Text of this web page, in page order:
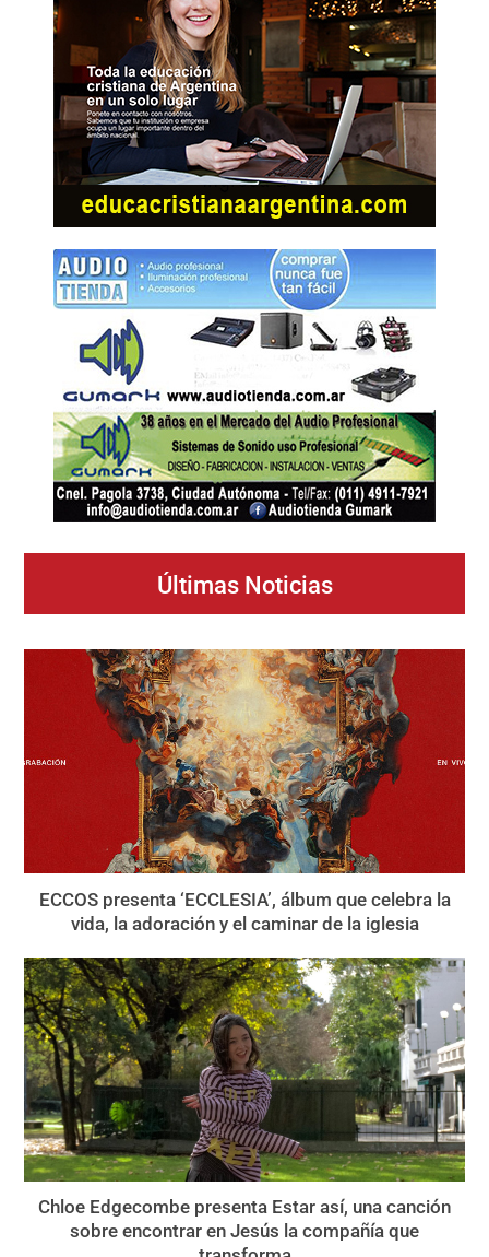
Últimas Noticias
ECCOS presenta ‘ECCLESIA’, álbum que celebra la
vida, la adoración y el caminar de la iglesia
Chloe Edgecombe presenta Estar así, una canción
sobre encontrar en Jesús la compañía que